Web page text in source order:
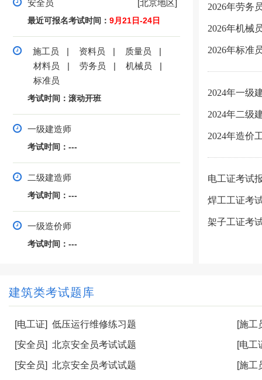
安全员 [北京地区]
最近可报名考试时间： 9月21日-24日
施工员 | 资料员 | 质量员
|
材料员
| 劳务员 | 机械员
|
标准员
考试时间：滚动开班
一级建造师
考试时间：---
二级建造师
考试时间：---
一级造价师
考试时间：---
2026年劳务
2026年机械
2026年标准
2024年一级
2024年二级
2024年造价
电工证考试
焊工工证考
架子工证考
建筑类考试题库
[电工证] 低压运行维修练习题 [施工
[安全员] 北京安全员考试试题 [电工
[安全员] 北京安全员考试试题 [施工